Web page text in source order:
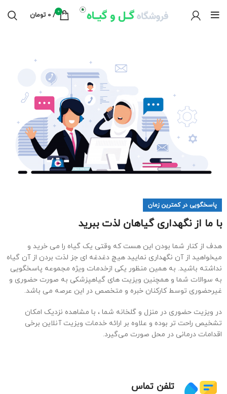
0
/
0 تومان
پاسخگویی در کمترین زمان
با ما از نگهداری گیاهان لذت ببرید
هدف از کنار شما بودن این هست که وقتی یک گیاه را می خرید و
میخواهید از آن نگهداری نمایید هیچ دغدغه ای جز لذت بردن از آن گیاه
نداشته باشید. به همین منظور یکی ازخدمات ویژه مجموعه پاسخگویی
به سوالات شما و همچنین ویزیت های گیاهپزشکی به صورت حضوری و
غیرحضوری توسط کارکنان خبره و متخصص در این عرصه می باشد.
در ویزیت حضوری در منزل و گلخانه شما ، با مشاهده نزدیک امکان
تشخیص راحت تر بوده و علاوه بر ارائه خدمات ویزیت آنلاین برخی
اقدامات درمانی در محل صورت می‌گیرد.
تلفن تماس